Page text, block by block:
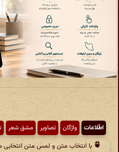
اطّلاعات واژگان تصاویر مشق شعر
با انتخاب متن و لمس متن انتخابی